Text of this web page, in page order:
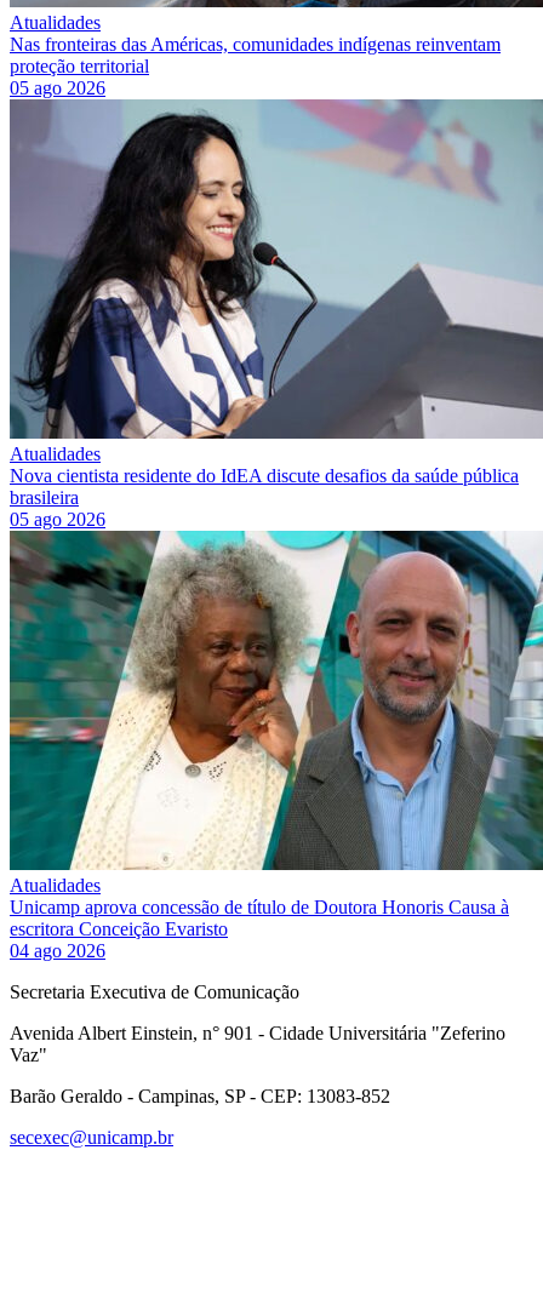
Atualidades
Nas fronteiras das Américas, comunidades indígenas reinventam
proteção territorial
05 ago 2026
Atualidades
Nova cientista residente do IdEA discute desafios da saúde pública
brasileira
05 ago 2026
Atualidades
Unicamp aprova concessão de título de Doutora Honoris Causa à
escritora Conceição Evaristo
04 ago 2026
Secretaria Executiva de Comunicação
Avenida Albert Einstein, n° 901 - Cidade Universitária "Zeferino
Vaz"
Barão Geraldo - Campinas, SP - CEP: 13083-852
secexec@unicamp.br